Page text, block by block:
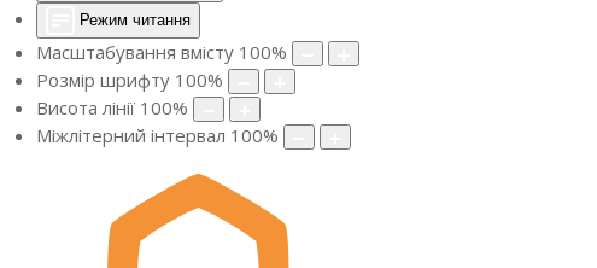
Режим читання
Масштабування вмісту 100%
Розмір шрифту 100%
Висота лінії 100%
Міжлітерний інтервал 100%